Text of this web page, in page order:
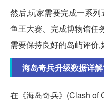
然后,玩家需要完成一系
鱼王大赛、完成博物馆任
需要保持良好的岛屿评价,
海岛奇兵升级数据详
在《海岛奇兵》(Clash of